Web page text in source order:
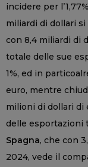
incidere per
miliardi di dollari si
con 8,4 miliardi di
totale delle sue
1%, ed in
euro, mentre
milioni di dollari di
delle esportazioni
Spagna, che con
2024, vede il